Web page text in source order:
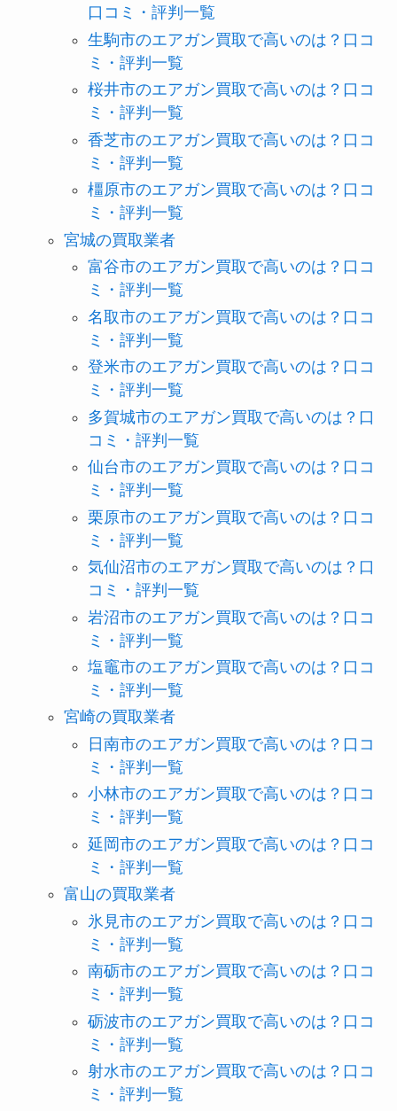
口コミ・評判一覧
生駒市のエアガン買取で高いのは？口コ
ミ・評判一覧
桜井市のエアガン買取で高いのは？口コ
ミ・評判一覧
香芝市のエアガン買取で高いのは？口コ
ミ・評判一覧
橿原市のエアガン買取で高いのは？口コ
ミ・評判一覧
宮城の買取業者
富谷市のエアガン買取で高いのは？口コ
ミ・評判一覧
名取市のエアガン買取で高いのは？口コ
ミ・評判一覧
登米市のエアガン買取で高いのは？口コ
ミ・評判一覧
多賀城市のエアガン買取で高いのは？口
コミ・評判一覧
仙台市のエアガン買取で高いのは？口コ
ミ・評判一覧
栗原市のエアガン買取で高いのは？口コ
ミ・評判一覧
気仙沼市のエアガン買取で高いのは？口
コミ・評判一覧
岩沼市のエアガン買取で高いのは？口コ
ミ・評判一覧
塩竈市のエアガン買取で高いのは？口コ
ミ・評判一覧
宮崎の買取業者
日南市のエアガン買取で高いのは？口コ
ミ・評判一覧
小林市のエアガン買取で高いのは？口コ
ミ・評判一覧
延岡市のエアガン買取で高いのは？口コ
ミ・評判一覧
富山の買取業者
氷見市のエアガン買取で高いのは？口コ
ミ・評判一覧
南砺市のエアガン買取で高いのは？口コ
ミ・評判一覧
砺波市のエアガン買取で高いのは？口コ
ミ・評判一覧
射水市のエアガン買取で高いのは？口コ
ミ・評判一覧